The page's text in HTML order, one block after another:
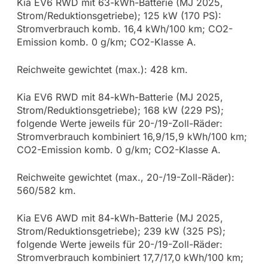
Kia EV6 RWD mit 63-kWh-Batterie (MJ 2025,
Strom/Reduktionsgetriebe); 125 kW (170 PS):
Stromverbrauch komb. 16,4 kWh/100 km; CO2-
Emission komb. 0 g/km; CO2-Klasse A.
Reichweite gewichtet (max.): 428 km.
Kia EV6 RWD mit 84-kWh-Batterie (MJ 2025,
Strom/Reduktionsgetriebe); 168 kW (229 PS);
folgende Werte jeweils für 20-/19-Zoll-Räder:
Stromverbrauch kombiniert 16,9/15,9 kWh/100 km;
CO2-Emission komb. 0 g/km; CO2-Klasse A.
Reichweite gewichtet (max., 20-/19-Zoll-Räder):
560/582 km.
Kia EV6 AWD mit 84-kWh-Batterie (MJ 2025,
Strom/Reduktionsgetriebe); 239 kW (325 PS);
folgende Werte jeweils für 20-/19-Zoll-Räder:
Stromverbrauch kombiniert 17,7/17,0 kWh/100 km;